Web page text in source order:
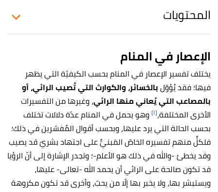
المحتويات
الإعصار في المنام
يختلف تفسير الإعصار في المنام بحسب الكيفيّة التي يظهر
فيها؛ فقد يُؤوّلبالخسائر، والكوارث التي تُصيب الرائي، أو
بالمصاعب التي يُعاني منها الرائي، وغيرها من التفسيرات
الأخرى المختلفة،[١] وهو يحمل في المنام عدّة دلالات تختلف
بحسب الحالة التي يرد عليها، وبحسب أقوال المُفسّرين في ذلك؛
فلكلٍّ منهم تفسيره الخاصّ المَبنيٌّ على اجتهاد بشريّ قد يصيب
وقد يخطئ -والله في ذلك هو الأعلم-؛ وتجدر الإشارة إلى أنّ الرؤيا
قد تكون صالحة على الرائي أن يحمد الله -تعالى- عليها،
ويستبشر بها، ولا يخبر بها إلّا من يحبّ، وأخرى قد تكون مكروهة